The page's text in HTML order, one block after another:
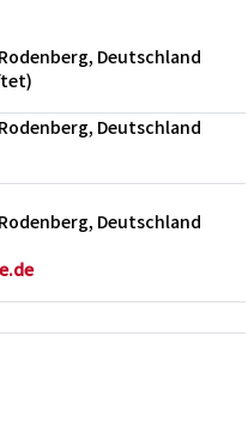
Deutschland
Deutschland
Deutschland